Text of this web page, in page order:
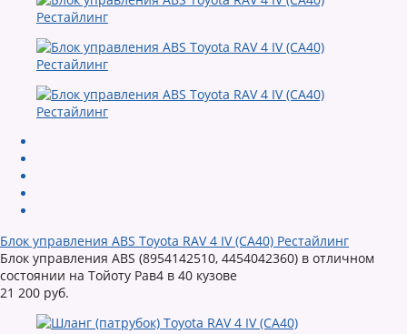
Блок управления ABS Toyota RAV 4 IV (CA40) Рестайлинг
Блок управления ABS (8954142510, 4454042360) в отличном
состоянии на Тойоту Рав4 в 40 кузове
21 200 руб.